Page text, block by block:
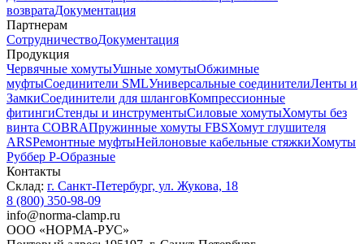
возвратаДокументация
Партнерам
СотрудничествоДокументация
Продукция
Червячные хомутыУшные хомутыОбжимные
муфтыСоединители SMLУниверсальные соединителиЛенты и
ЗамкиСоединители для шланговКомпрессионные
фитингиСтенды и инструментыСиловые хомутыХомуты без
винта COBRAПружинные хомуты FBSХомут глушителя
ARSРемонтные муфтыНейлоновые кабельные стяжкиХомуты
Руббер Р-Образные
Контакты
Склад: г. Санкт-Петербург, ул. Жукова, 18
8 (800) 350-98-09
info@norma-clamp.ru
ООО «НОРМА-РУС»